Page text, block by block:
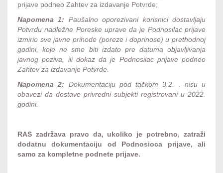
prijave podneo Zahtev za izdavanje Potvrde;
Napomena 1: Paušalno oporezivani korisnici dostavljaju
Potvrdu nadležne Poreske uprave da je Podnosilac prijave
izmirio sve javne prihode (poreze i doprinose) u prethodnoj
godini, koje ne sme biti izdato pre datuma objavljivanja
javnog poziva, ili dokaz da je Podnosilac prijave podneo
Zahtev za izdavanje Potvrde.
Napomena 2: Dokumentaciju pod tačkom 3.2. . nisu u
obavezi da dostave privredni subjekti registrovani u 2022.
godini.
RAS zadržava pravo da, ukoliko je potrebno, zatraži
dodatnu dokumentaciju od Podnosioca prijave, ali
samo za kompletne podnete prijave.